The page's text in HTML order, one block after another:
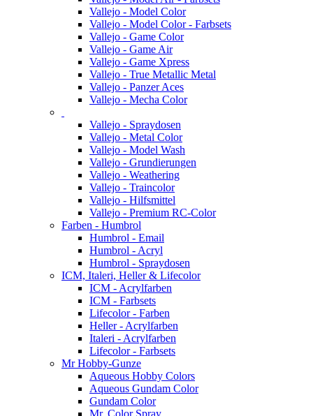
Vallejo - Model Color
Vallejo - Model Color - Farbsets
Vallejo - Game Color
Vallejo - Game Air
Vallejo - Game Xpress
Vallejo - True Metallic Metal
Vallejo - Panzer Aces
Vallejo - Mecha Color
Vallejo - Spraydosen
Vallejo - Metal Color
Vallejo - Model Wash
Vallejo - Grundierungen
Vallejo - Weathering
Vallejo - Traincolor
Vallejo - Hilfsmittel
Vallejo - Premium RC-Color
Farben - Humbrol
Humbrol - Email
Humbrol - Acryl
Humbrol - Spraydosen
ICM, Italeri, Heller & Lifecolor
ICM - Acrylfarben
ICM - Farbsets
Lifecolor - Farben
Heller - Acrylfarben
Italeri - Acrylfarben
Lifecolor - Farbsets
Mr Hobby-Gunze
Aqueous Hobby Colors
Aqueous Gundam Color
Gundam Color
Mr. Color Spray